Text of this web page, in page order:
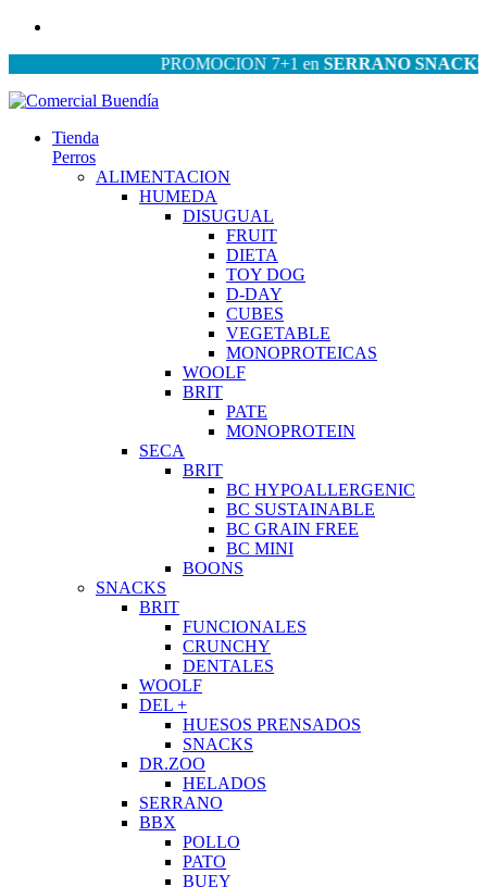
PROMOCION 7+1 enSERRANO SNACKS|
Tienda
Perros
ALIMENTACION
HUMEDA
DISUGUAL
FRUIT
DIETA
TOY DOG
D-DAY
CUBES
VEGETABLE
MONOPROTEICAS
WOOLF
BRIT
PATE
MONOPROTEIN
SECA
BRIT
BC HYPOALLERGENIC
BC SUSTAINABLE
BC GRAIN FREE
BC MINI
BOONS
SNACKS
BRIT
FUNCIONALES
CRUNCHY
DENTALES
WOOLF
DEL +
HUESOS PRENSADOS
SNACKS
DR.ZOO
HELADOS
SERRANO
BBX
POLLO
PATO
BUEY